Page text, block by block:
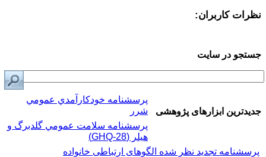
نظرات کاربران:
جستجو در سایت
جدیدترین ابزارهای پژوهشی
پرسشنامه خودكارآمدي عمومي
شرر
پرسشنامه سلامت عمومي گلدبرگ و
هیلر (GHQ-28)
پرسشنامه تجدید نظر شده الگوهای ارتباطی خانواده